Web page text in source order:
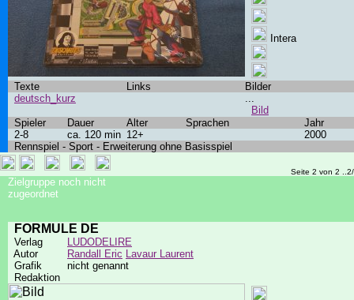
Intera
Texte Links
Bilder
deutsch_kurz
...
Bild
Spieler
Dauer Alter Sprachen
Jahr
2-8
ca. 120 min 12+
2000
Rennspiel - Sport - Erweiterung ohne Basisspiel
Seite 2 von 2
Zielgruppe noch nicht
zugeordnet
FORMULE DE
Verlag
LUDODELIRE
Autor
Randall Eric Lavaur Laurent
Grafik
nicht genannt
Redaktion